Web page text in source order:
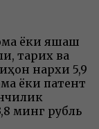
ёки яшаш
тарих ва
нархи 5,9
ёки патент
минг рубль